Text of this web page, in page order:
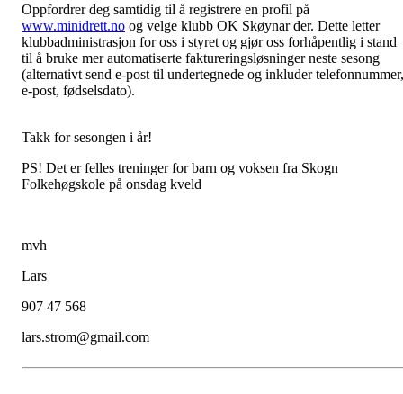
Oppfordrer deg samtidig til å registrere en profil på
www.minidrett.no og velge klubb OK Skøynar der. Dette letter
klubbadministrasjon for oss i styret og gjør oss forhåpentlig i stand
til å bruke mer automatiserte faktureringsløsninger neste sesong
(alternativt send e-post til undertegnede og inkluder telefonnummer,
e-post, fødselsdato).
Takk for sesongen i år!
PS! Det er felles treninger for barn og voksen fra Skogn
Folkehøgskole på onsdag kveld
mvh
Lars
907 47 568
lars.strom@gmail.com